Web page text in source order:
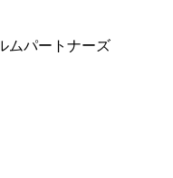
ムパートナーズ